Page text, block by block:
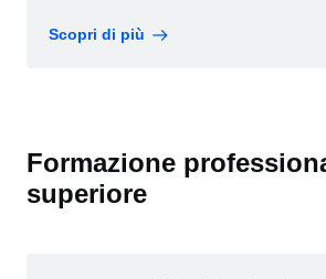
Scopri di più
Formazione
superiore